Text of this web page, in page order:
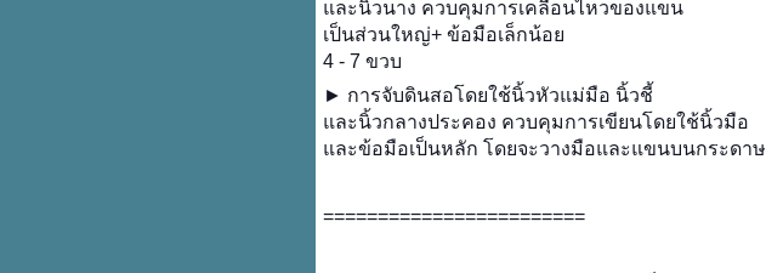
ละนิ้วนาง ควบคุมการเคลื่อนไหวของแขน
เป็นส่วนใหญ่+ ข้อมือเล็กน้อ
4 - 7 ขวบ
► การจับดินสอโดยใช้นิ้วหัวแม่มือ นิ้วชี้
ละนิ้วกลางประคอง ควบคุมการเขียนโดยใช้นิ้วมือ
ละข้อมือเป็นหลัก โดยจะวางมือและแขนบนกระดาษ
========================